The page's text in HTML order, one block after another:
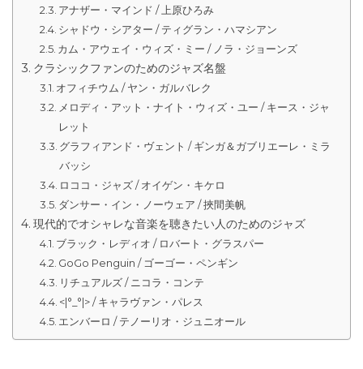
アナザー・マインド / 上原ひろみ
シャドウ・シアター / ティグラン・ハマシアン
カム・アウェイ・ウィズ・ミー / ノラ・ジョーンズ
クラシックファンのためのジャズ名盤
オフィチウム / ヤン・ガルバレク
メロディ・アット・ナイト・ウィズ・ユー / キース・ジャ
レット
グラフィアンド・ヴェント / ギンガ＆ガブリエーレ・ミラ
バッシ
ロココ・ジャズ / オイゲン・キケロ
ダンサー・イン・ノーウェア / 挾間美帆
現代的でオシャレな音楽を聴きたい人のためのジャズ
ブラック・レディオ / ロバート・グラスパー
GoGo Penguin / ゴーゴー・ペンギン
リチュアルズ / ニコラ・コンテ
<|°_°|> / キャラヴァン・パレス
エンバーロ / テノーリオ・ジュニオール